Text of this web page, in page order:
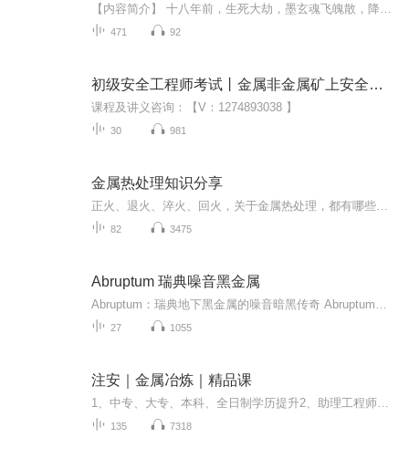
471 92
初级安全工程师考试丨金属非金属矿上安全教材精讲
课程及讲义咨询：【V：1274893038 】
30 981
金属热处理知识分享
82 3475
Abruptum 瑞典噪音黑金属
27 1055
注安｜金属冶炼｜精品课
135 7318